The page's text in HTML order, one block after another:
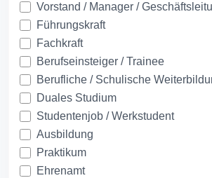
Vorstand / Manager /
Führungskraft
Fachkraft
Berufseinsteiger / Trainee
Berufliche / Schulische
Duales Studium
Studentenjob / Werkstudent
Ausbildung
Praktikum
Ehrenamt